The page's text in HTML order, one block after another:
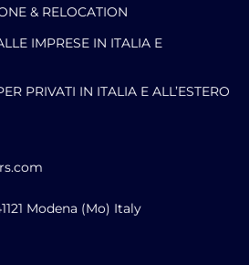
& RELOCATION
IMPRESE IN ITALIA E
PRIVATI IN ITALIA E ALL’ESTERO
Modena (Mo) Italy